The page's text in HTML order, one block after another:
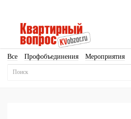
Все Профобъединения Мероприятия
Новостройки